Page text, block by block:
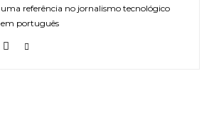
uma referência no jornalismo tecnológico
em português